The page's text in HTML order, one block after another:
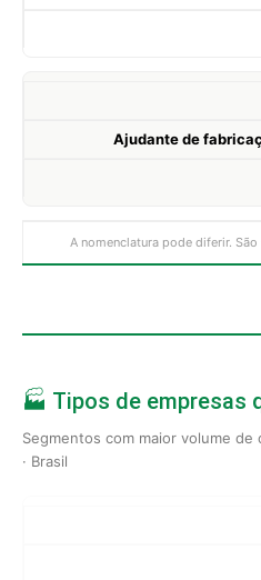
Ajudante de
A nomenclatura pode diferir.
🏭 Tipos de empresas
Segmentos com maior volume de
· Brasil